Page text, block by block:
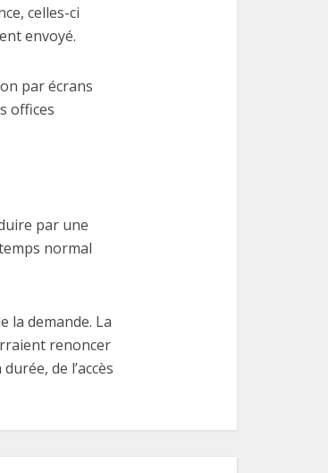
celles-ci
envoyé.
par écrans
offices
par une
normal
la demande. La
renoncer
de l’accès